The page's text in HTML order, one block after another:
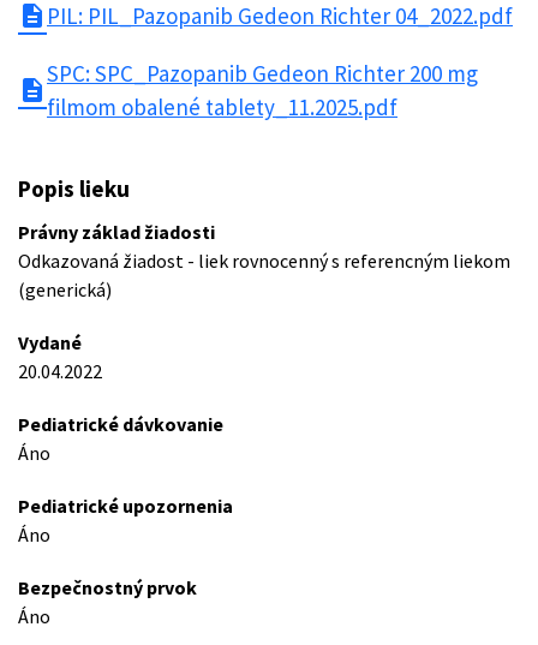
description PIL: PIL_Pazopanib Gedeon Richter 04_2022.pdf
description
SPC: SPC_Pazopanib Gedeon Richter 200 mg
filmom obalené tablety_11.2025.pdf
Popis lieku
Právny základ žiadosti
Odkazovaná žiadost - liek rovnocenný s referencným liekom
(generická)
Vydané
20.04.2022
Pediatrické dávkovanie
Áno
Pediatrické upozornenia
Áno
Bezpečnostný prvok
Áno